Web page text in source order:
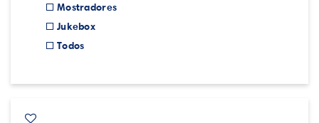
Mostradores
Jukebox
Todos